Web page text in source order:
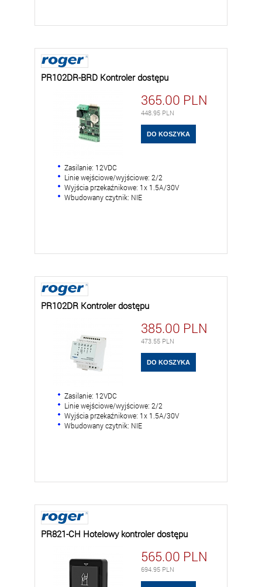
PR102DR-BRD Kontroler dostępu
365.00 PLN
448.95 PLN
Zasilanie: 12VDC
Linie wejściowe/wyjściowe: 2/2
Wyjścia przekaźnikowe: 1x 1.5A/30V
Wbudowany czytnik: NIE
PR102DR Kontroler dostępu
385.00 PLN
473.55 PLN
Zasilanie: 12VDC
Linie wejściowe/wyjściowe: 2/2
Wyjścia przekaźnikowe: 1x 1.5A/30V
Wbudowany czytnik: NIE
PR821-CH Hotelowy kontroler dostępu
565.00 PLN
694.95 PLN